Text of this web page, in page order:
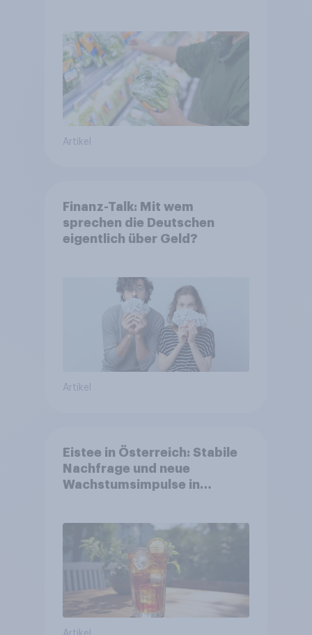
Artikel
Finanz-Talk: Mit wem
sprechen die Deutschen
eigentlich über Geld?
Artikel
Eistee in Österreich: Stabile
Nachfrage und neue
Wachstumsimpulse in